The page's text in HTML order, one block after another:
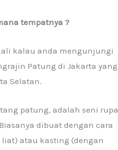
tempatnya ?
kalau anda mengunjungi
Patung di Jakarta yang
Selatan.
patung, adalah seni rupa
dibuat dengan cara
atau kasting (dengan